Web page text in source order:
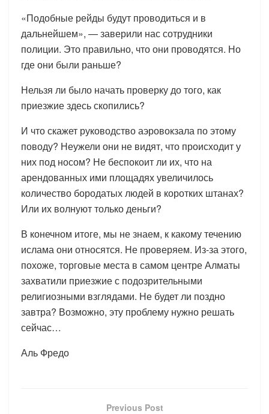
«Подобные рейды будут проводиться и в
дальнейшем», — заверили нас сотрудники
полиции. Это правильно, что они проводятся. Но
где они были раньше?
Нельзя ли было начать проверку до того, как
приезжие здесь скопились?
И что скажет руководство аэровокзала по этому
поводу? Неужели они не видят, что происходит у
них под носом? Не беспокоит ли их, что на
арендованных ими площадях увеличилось
количество бородатых людей в коротких штанах?
Или их волнуют только деньги?
В конечном итоге, мы не знаем, к какому течению
ислама они относятся. Не проверяем. Из-за этого,
похоже, торговые места в самом центре Алматы
захватили приезжие с подозрительными
религиозными взглядами. Не будет ли поздно
завтра? Возможно, эту проблему нужно решать
сейчас…
Аль Фредо
Previous Post